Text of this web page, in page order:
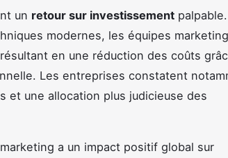
un retour sur investissement
modernes, les équipes marketing
en une réduction des coûts
Les entreprises constatent
et une allocation plus judicieuse des
a un impact positif global sur